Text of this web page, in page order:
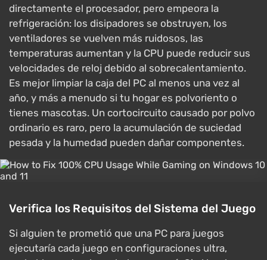
directamente el procesador, pero empeora la
refrigeración: los disipadores se obstruyen, los
ventiladores se vuelven más ruidosos, las
temperaturas aumentan y la CPU puede reducir sus
velocidades de reloj debido al sobrecalentamiento.
Es mejor limpiar la caja del PC al menos una vez al
año, y más a menudo si tu hogar es polvoriento o
tienes mascotas. Un cortocircuito causado por polvo
ordinario es raro, pero la acumulación de suciedad
pesada y la humedad pueden dañar componentes.
Verifica los Requisitos del Sistema del Juego
Si alguien te prometió que una PC para juegos
ejecutaría cada juego en configuraciones ultra,